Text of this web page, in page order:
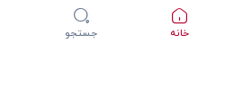
خانه جستجو